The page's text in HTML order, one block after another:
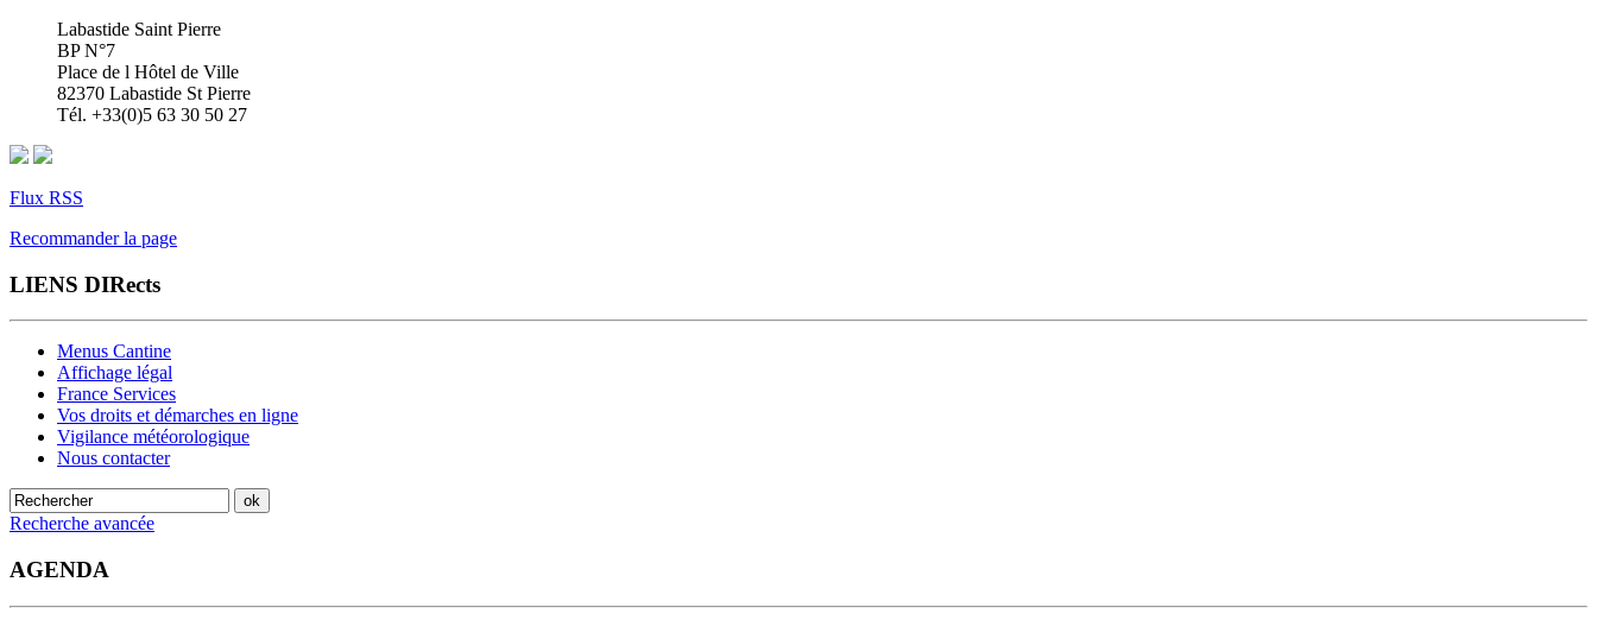
Labastide Saint Pierre
BP N°7
Place de l Hôtel de Ville
82370 Labastide St Pierre
Tél. +33(0)5 63 30 50 27
Flux RSS
Recommander la page
LIENS DIRects
Menus Cantine
Affichage légal
France Services
Vos droits et démarches en ligne
Vigilance météorologique
Nous contacter
Recherche avancée
AGENDA